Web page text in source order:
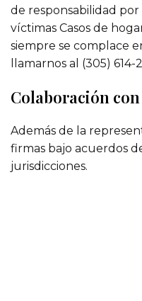
de responsabilidad
víctimas Casos de
siempre se complace
llamarnos al (305)
Colaboración
Además de la
firmas bajo acuerdos
jurisdicciones.